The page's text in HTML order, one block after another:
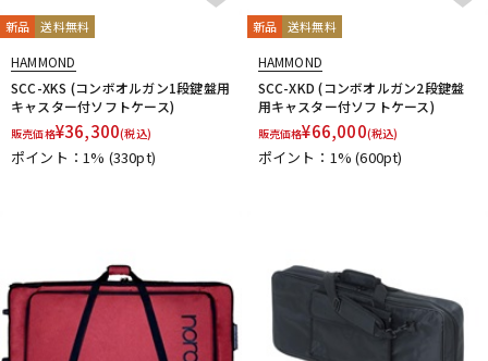
新品 送料無料
HAMMOND
SCC-XKS (コンボオルガン1段鍵盤用
キャスター付ソフトケース)
販売価格¥36,300(税込)
ポイント：1% (330pt)
新品 送料無料
HAMMOND
SCC-XKD (コンボオルガン2段鍵盤
用キャスター付ソフトケース)
販売価格¥66,000(税込)
ポイント：1%(600pt)